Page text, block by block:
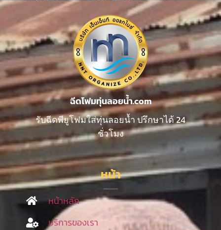
ฉีดโฟมทุ่นลอยน้ำ.com
รับฉีดพียูโฟมใส่ทุ่นลอยน้ำ ปรึกษาได้ 24
ชั่วโมง
หน้า
หน้าหลัก
บริการของเรา